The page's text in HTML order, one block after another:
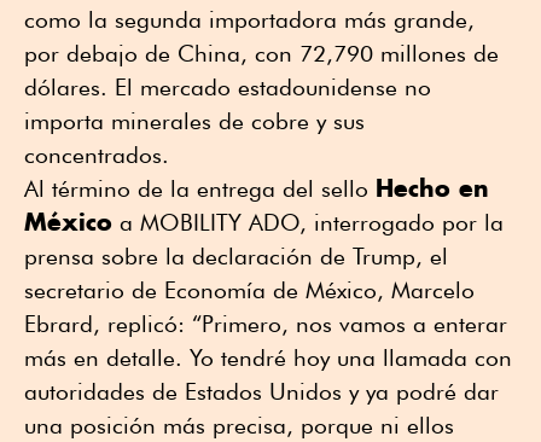
como la segunda importadora más grande,
por debajo de China, con 72,790 millones de
dólares. El mercado estadounidense no
importa minerales de cobre y sus
concentrados.
Al término de la entrega del sello Hecho en
México a MOBILITY ADO, interrogado por la
prensa sobre la declaración de Trump, el
secretario de Economía de México, Marcelo
Ebrard, replicó: “Primero, nos vamos a enterar
más en detalle. Yo tendré hoy una llamada con
autoridades de Estados Unidos y ya podré dar
una posición más precisa, porque ni ellos